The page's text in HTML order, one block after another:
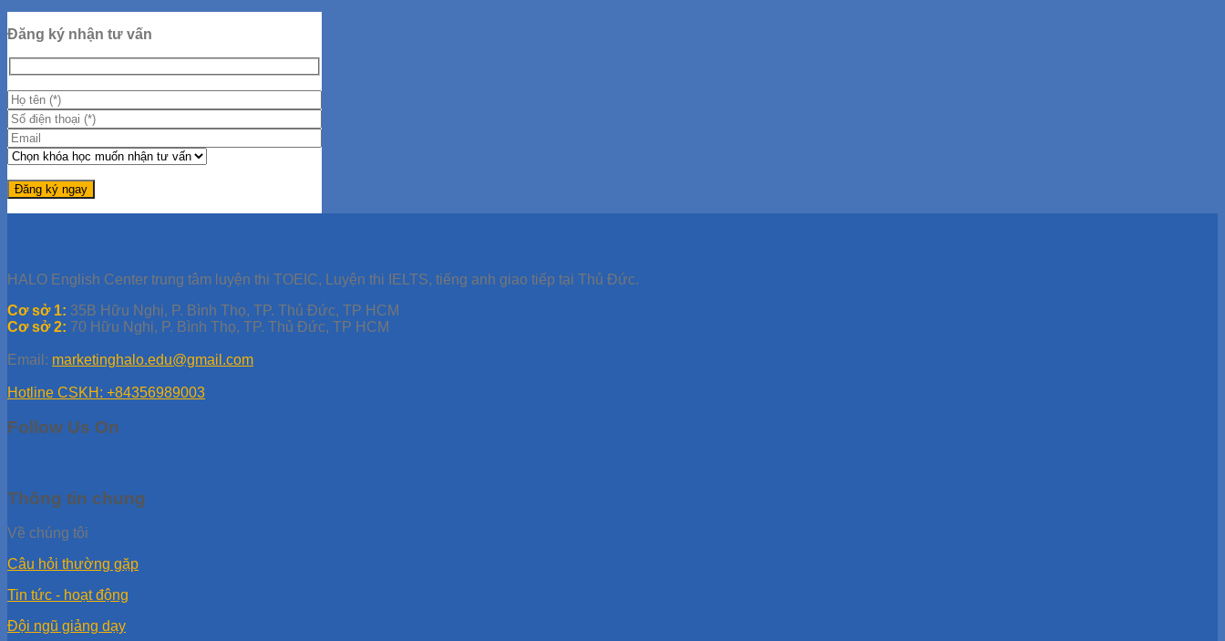
Đăng ký nhận tư vấn
HALO English Center trung tâm luyện thi TOEIC, Luyện thi IELTS, tiếng anh giao tiếp tại Thủ Đức.
Cơ sở 1: 35B Hữu Nghị, P. Bình Thọ, TP. Thủ Đức, TP HCM
Cơ sở 2: 70 Hữu Nghị, P. Bình Thọ, TP. Thủ Đức, TP HCM
Email: marketinghalo.edu@gmail.com
Hotline CSKH: +84356989003
Follow Us On
Thông tin chung
Về chúng tôi
Câu hỏi thường gặp
Tin tức - hoạt động
Đội ngũ giảng dạy